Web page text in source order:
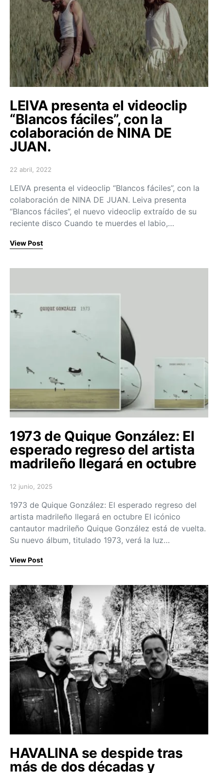
LEIVA presenta el videoclip
“Blancos fáciles”, con la
colaboración de NINA DE
JUAN.
Posted on
22 abril, 2022
LEIVA presenta el videoclip “Blancos fáciles”, con la
colaboración de NINA DE JUAN. Leiva presenta
“Blancos fáciles”, el nuevo videoclip extraído de su
reciente disco Cuando te muerdes el labio,…
View Post
1973 de Quique González: El
esperado regreso del artista
madrileño llegará en octubre
Posted on
12 junio, 2025
1973 de Quique González: El esperado regreso del
artista madrileño llegará en octubre El icónico
cantautor madrileño Quique González está de vuelta.
Su nuevo álbum, titulado 1973, verá la luz…
View Post
HAVALINA se despide tras
más de dos décadas y